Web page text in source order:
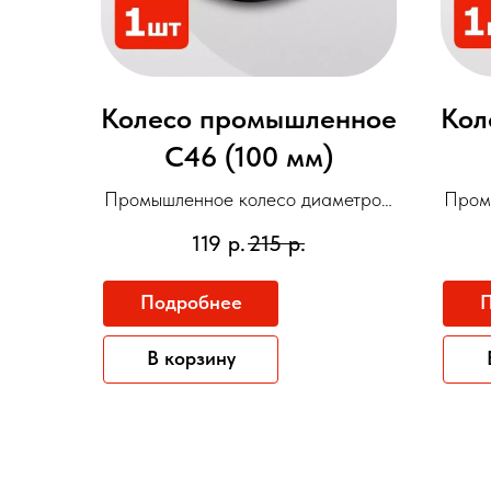
Колесо промышленное
C46 (100 мм)
Промышленное колесо диаметром
70 кг с чёрной литой резиновой
шинкой и ободом из оцинкованной
стали. Комплект 1/2/4 шт.
119 р.215 р.
Подробнее
В корзину
50